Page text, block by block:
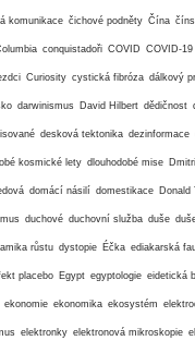
komunikace čichové podněty Čína
conquistadoři COVID COVID-19
Curiosity cystická fibróza dálkový
darwinismus David Hilbert dědičnost
desková tektonika dezinformace
kosmické lety dlouhodobé mise
domácí násilí domestikace Donald
duchové duchovní služba duše
růstu dystopie Éčka ediakarská
placebo Egypt egyptologie eidetická
ekonomie ekonomika ekosystém
elektronky elektronová mikroskopie